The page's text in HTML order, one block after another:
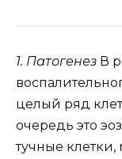
1. Патогенез В
целый ряд
очередь это
тучные